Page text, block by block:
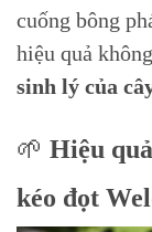
cuống bông
hiệu quả
sinh lý của
🌱 Hiệu
kéo đọt